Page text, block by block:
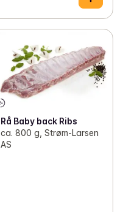
Rå Baby back Ribs
ca. 800 g, Strøm-Larsen
AS